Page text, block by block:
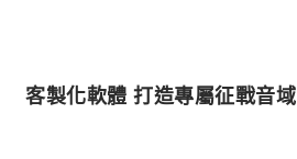
客製化軟體 打造專屬征戰音域